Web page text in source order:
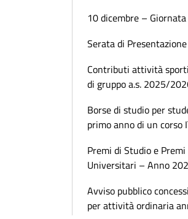
10 dicembre –
Serata di Presentazione
Contributi attività
di gruppo a.s. 2025/
Borse di studio per
primo anno di un corso
Premi di Studio e
Universitari – Anno
Avviso pubblico
per attività ordinaria